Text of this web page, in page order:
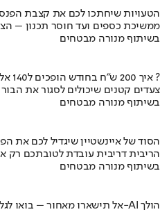
הטעויות שיחתכו לכם את קצבת
ממשיכת כספים ועד חוסר תכנון –
בשיתוף מנורה מבטחים
איך 200 ש"ח בחודש הופכים ל140 אלף ?
צעדים קטנים שיכולים לסגור את הבור
בשיתוף מנורה מבטחים
הסוד של איינשטיין שיגדיל לכם את
הריבית דריבית עובדת לטובתכם רק
בשיתוף מנורה מבטחים
אל תישארו מאחור – בואו לגלות לאן ה-AI הולך